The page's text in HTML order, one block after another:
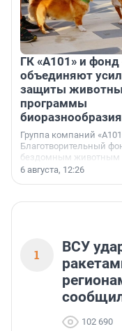
ГК «А101» и
объединяют
защиты
программы
биоразнообразия
Группа компаний
Благотворительный
бездомным животным
заключили соглашение
6 августа, 12:26
1
ВСУ
102 690